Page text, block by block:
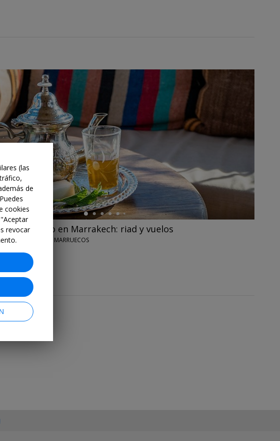
→
de verano en Marrakech: riad y vuelos
• MARRUECOS
(las
de
cookies
revocar